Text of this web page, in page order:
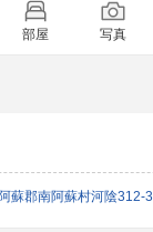
部屋 写真
蘇郡南阿蘇村河陰312-3